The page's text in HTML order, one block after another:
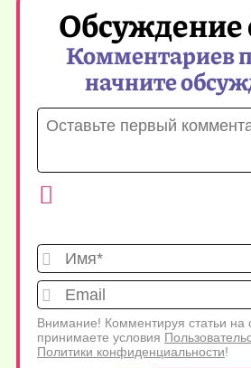
Обсуждение
Комментариев
начните
Внимание! Комментируя статьи на
принимаете условия
Политики конфиденциальности!